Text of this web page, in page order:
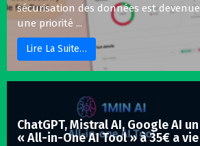
sécurisation des données est devenue
une priorité ...
Lire La Suite…
ChatGPT, Mistral AI, Google AI un
« All-in-One AI Tool » à 35€ a vie